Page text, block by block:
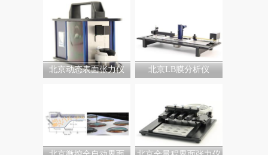
北京动态表面张力仪 北京LB膜分析仪